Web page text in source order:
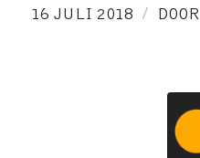
16 JULI 2018 / DOOR